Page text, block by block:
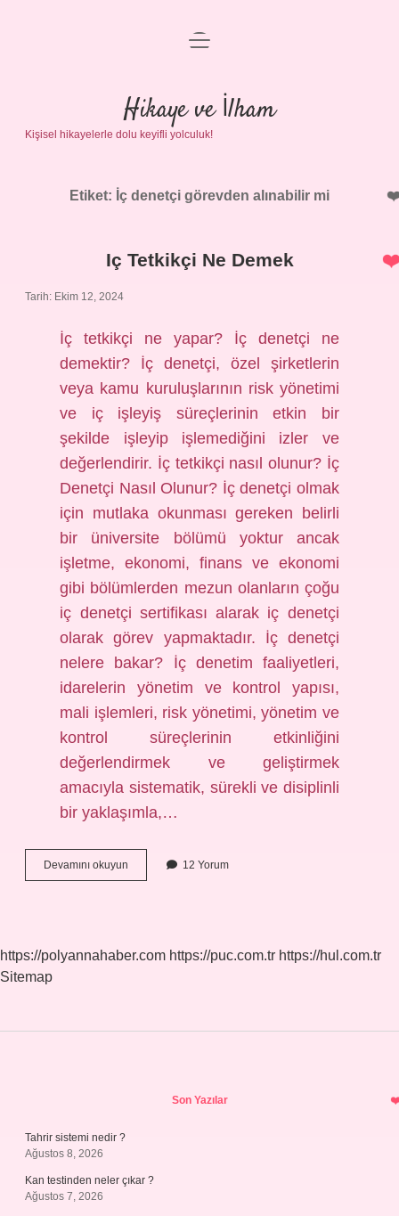
Anasayfa
Gizlilik Politikası
Yasal Uyarı
menüyü
Hikaye ve İlham
Kişisel hikayelerle dolu keyifli yolculuk!
Etiket: İç denetçi görevden alınabilir mi
Iç Tetkikçi Ne Demek
Tarih: Ekim 12, 2024
İç tetkikçi ne yapar? İç denetçi ne
demektir? İç denetçi, özel şirketlerin
veya kamu kuruluşlarının risk yönetimi
ve iç işleyiş süreçlerinin etkin bir
şekilde işleyip işlemediğini izler ve
değerlendirir. İç tetkikçi nasıl olunur? İç
Denetçi Nasıl Olunur? İç denetçi olmak
için mutlaka okunması gereken belirli
bir üniversite bölümü yoktur ancak
işletme, ekonomi, finans ve ekonomi
gibi bölümlerden mezun olanların çoğu
iç denetçi sertifikası alarak iç denetçi
olarak görev yapmaktadır. İç denetçi
nelere bakar? İç denetim faaliyetleri,
idarelerin yönetim ve kontrol yapısı,
mali işlemleri, risk yönetimi, yönetim ve
kontrol süreçlerinin etkinliğini
değerlendirmek ve geliştirmek
amacıyla sistematik, sürekli ve disiplinli
bir yaklaşımla,…
Devamını okuyun
Tetkikçi
12 Yorum
https://polyannahaber.com https://puc.com.tr https://hul.com.tr
Sitemap
Son Yazılar
Tahrir sistemi nedir ?
Ağustos 8, 2026
Kan testinden neler çıkar ?
Ağustos 7, 2026